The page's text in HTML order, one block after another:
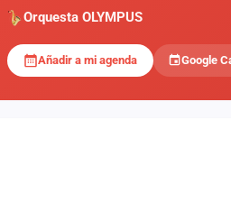
Orquesta OLYMPUS
Añadir a mi agenda Google